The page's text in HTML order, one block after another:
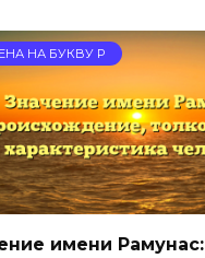
НА БУКВУ Р
имени Рамунас: